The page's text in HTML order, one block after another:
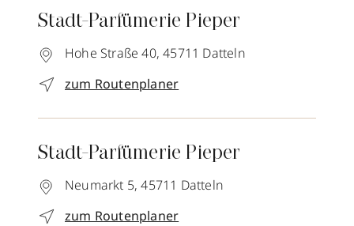
Stadt-Parfümerie Pieper
Hohe Straße 40, 45711 Datteln
zum Routenplaner
Stadt-Parfümerie Pieper
Neumarkt 5, 45711 Datteln
zum Routenplaner